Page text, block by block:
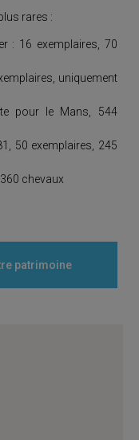
rares :
: 16 exemplaires, 70
uniquement
pour le Mans, 544
50 exemplaires, 245
chevaux
patrimoine